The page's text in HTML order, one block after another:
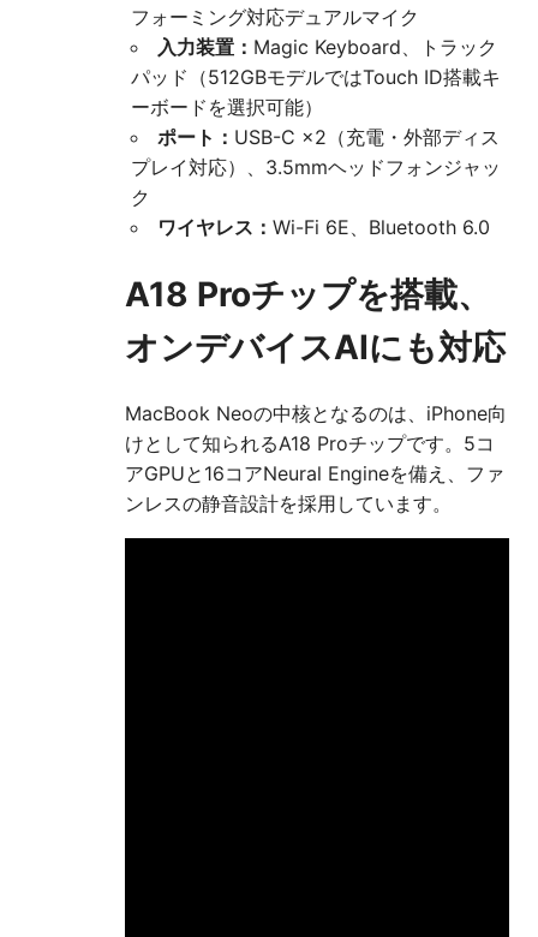
フォーミング対応デュアルマイク
入力装置： Magic Keyboard、トラック
パッド（512GBモデルではTouch ID搭載キ
ーボードを選択可能）
ポート： USB-C ×2（充電・外部ディス
プレイ対応）、3.5mmヘッドフォンジャッ
ク
ワイヤレス： Wi-Fi 6E、Bluetooth 6.0
A18 Proチップを搭載、
オンデバイスAIにも対応
MacBook Neoの中核となるのは、iPhone向
けとして知られるA18 Proチップです。5コ
アGPUと16コアNeural Engineを備え、ファ
ンレスの静音設計を採用しています。